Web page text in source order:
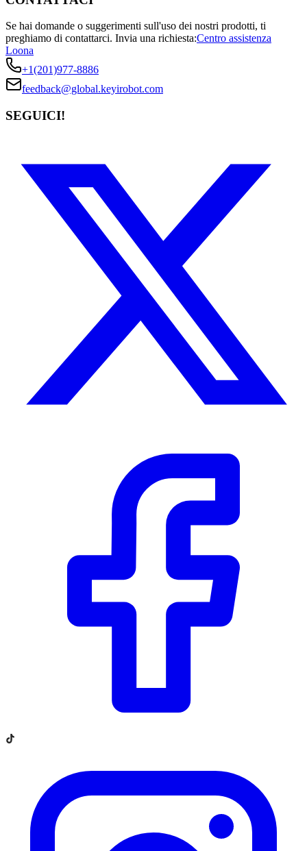
Se hai domande o suggerimenti sull'uso dei nostri prodotti, ti
preghiamo di contattarci. Invia una richiesta:Centro assistenza
Loona
+1(201)977-8886
feedback@global.keyirobot.com
SEGUICI!